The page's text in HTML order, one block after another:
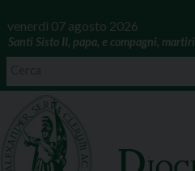
venerdì 07 agosto 2026
Santi Sisto II, papa, e compagni, martiri